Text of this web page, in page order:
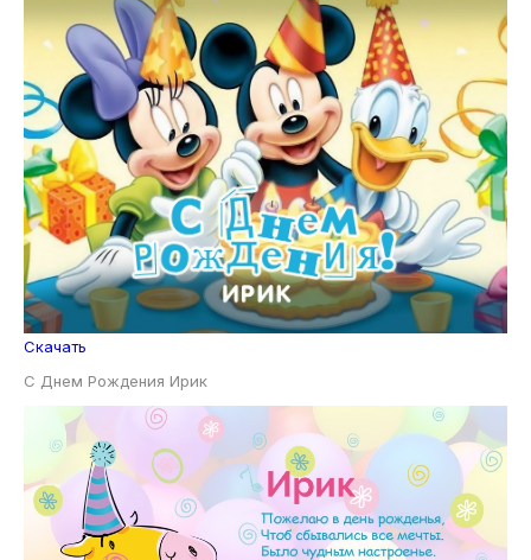
Скачать
С Днем Рождения Ирик